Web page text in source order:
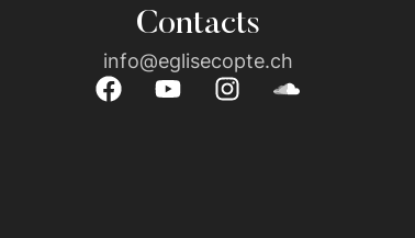
Contacts
info@eglisecopte.ch